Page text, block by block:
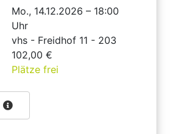
Mo., 14.12.2026 – 18:00
Uhr
vhs - Freidhof 11 - 203
102,00 €
Plätze frei